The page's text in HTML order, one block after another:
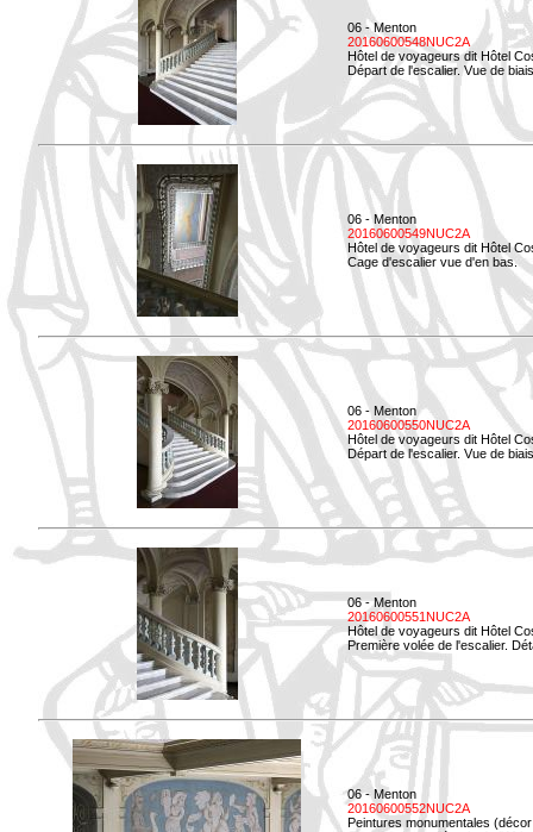
06 - Menton
20160600548NUC2A
Hôtel de voyageurs dit Hôtel
Départ de l'escalier. Vue de
06 - Menton
20160600549NUC2A
Hôtel de voyageurs dit Hôtel
Cage d'escalier vue d'en bas.
06 - Menton
20160600550NUC2A
Hôtel de voyageurs dit Hôtel
Départ de l'escalier. Vue de
06 - Menton
20160600551NUC2A
Hôtel de voyageurs dit Hôtel
Première volée de l'escalier.
06 - Menton
20160600552NUC2A
Peintures monumentales